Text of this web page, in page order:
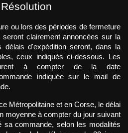
ou lors des périodes de fermeture
clairement annoncées sur la
délais d'expédition seront, dans la
ceux indiqués ci-dessous. Les
à compter de la date
indiquée sur le mail de
Métropolitaine et en Corse, le délai
moyenne à compter du jour suivant
sa commande, selon les modalités